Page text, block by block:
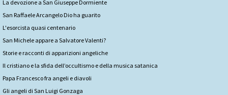
La devozione a San Giuseppe Dormiente
San Raffaele Arcangelo Dio ha guarito
L'esorcista quasi centenario
San Michele appare a Salvatore Valenti?
Storie e racconti di apparizioni angeliche
Il cristiano e la sfida dell’occultismo e della musica satanica
Papa Francesco fra angeli e diavoli
Gli angeli di San Luigi Gonzaga